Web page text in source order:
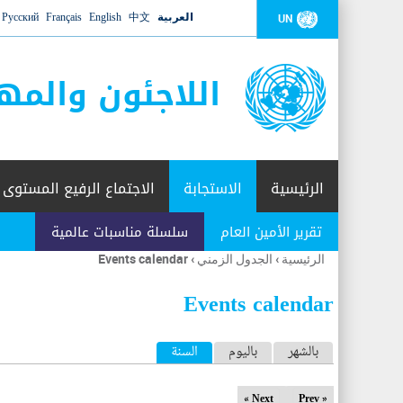
UN العربية 中文
English
Français
Русский
اللاجئون
الرئيسية الاستجابة
تقرير الأمين العام سلسلة مناسبات عالمية
الاجتماع الرفيع المستوى
أنت
هنا
الرئيسية › الجدول الزمني ›
Events calendar
Events calendar
ا
ل
بالشهر باليوم السنة (علامة التبويب النشطة)